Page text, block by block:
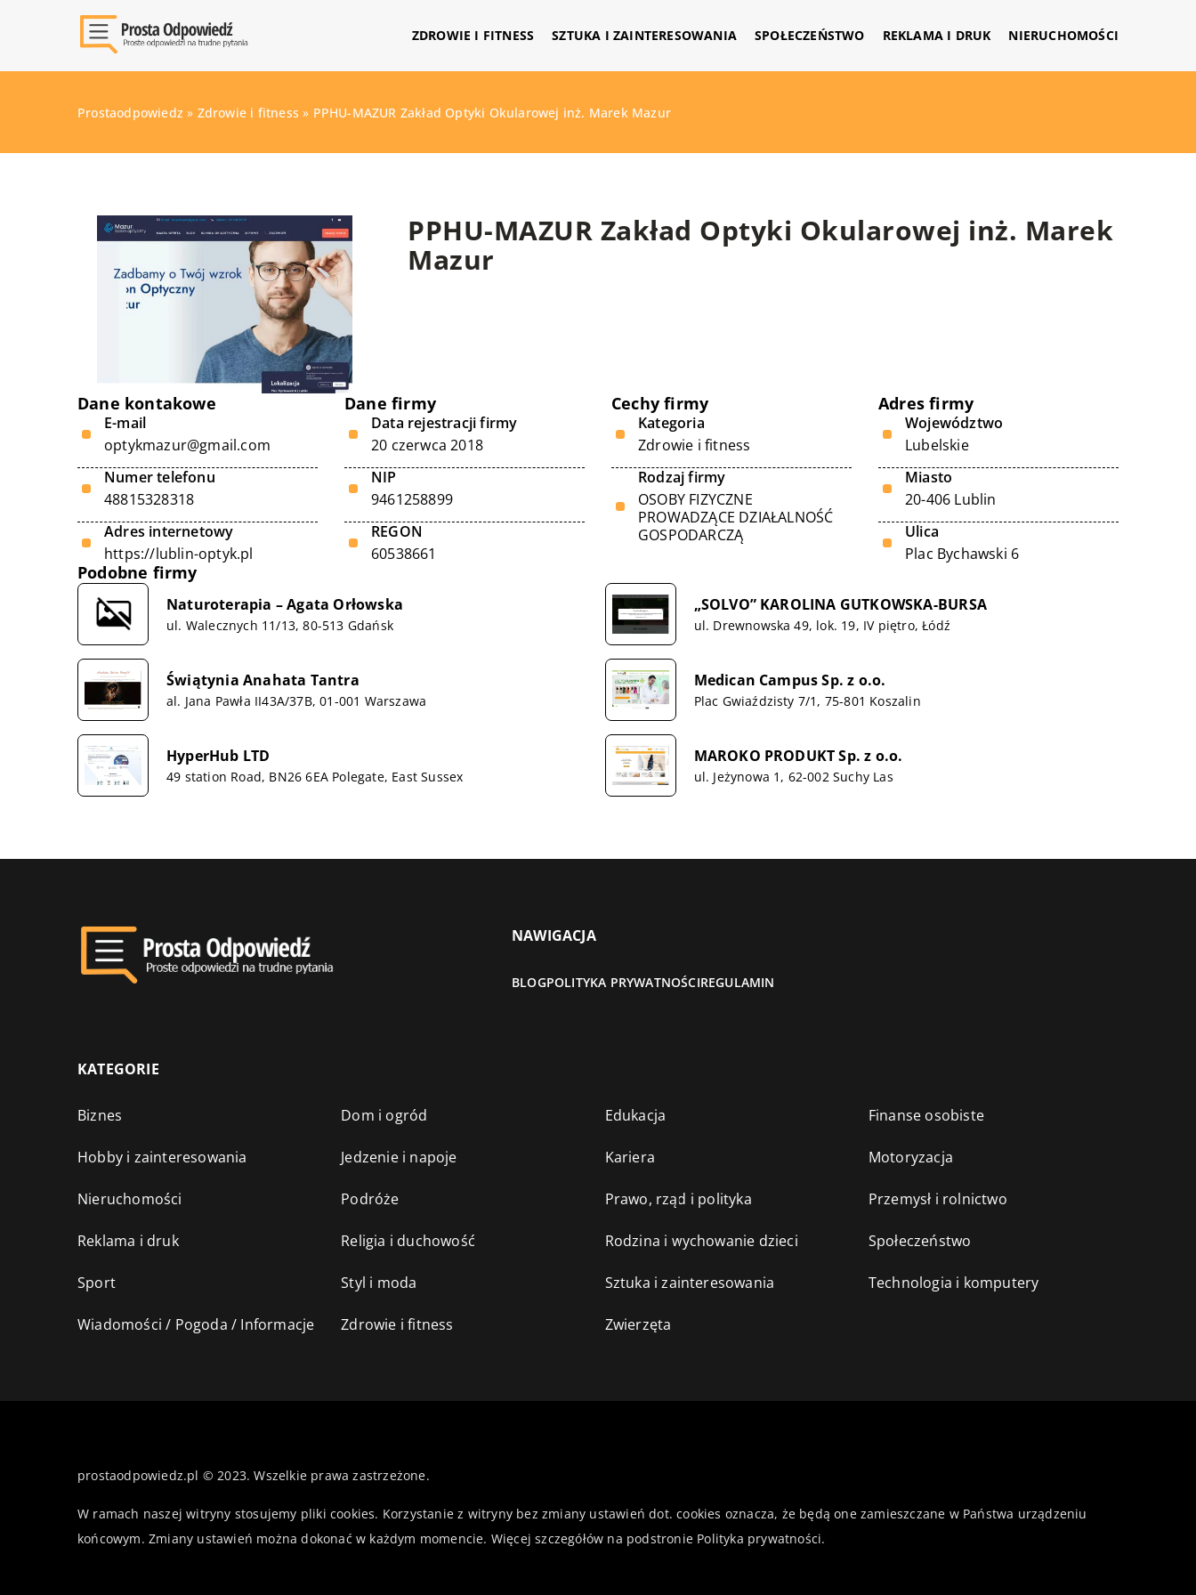
ZDROWIE I FITNESS SZTUKA I ZAINTERESOWANIA SPOŁECZEŃSTWO REKLAMA I DRUK NIERUCHOMOŚCI
Prostaodpowiedz » Zdrowie i fitness » PPHU-MAZUR Zakład Optyki Okularowej inż. Marek Mazur
PPHU-MAZUR Zakład Optyki Okularowej inż. Marek
Mazur
Dane kontakowe
E-mail
optykmazur@gmail.com
Numer telefonu
48815328318
Adres internetowy
https://lublin-optyk.pl
Dane firmy
Data rejestracji firmy
20 czerwca 2018
NIP
9461258899
REGON
60538661
Cechy firmy
Kategoria
Zdrowie i fitness
Rodzaj firmy
OSOBY FIZYCZNE
PROWADZĄCE DZIAŁALNOŚĆ
GOSPODARCZĄ
Adres firmy
Województwo
Lubelskie
Miasto
20-406 Lublin
Ulica
Plac Bychawski 6
Podobne firmy
Naturoterapia – Agata Orłowska
ul. Walecznych 11/13, 80-513 Gdańsk
„SOLVO” KAROLINA GUTKOWSKA-BURSA
ul. Drewnowska 49, lok. 19, IV piętro, Łódź
Świątynia Anahata Tantra
al. Jana Pawła II43A/37B, 01-001 Warszawa
Medican Campus Sp. z o.o.
Plac Gwiaździsty 7/1, 75-801 Koszalin
HyperHub LTD
49 station Road, BN26 6EA Polegate, East Sussex
MAROKO PRODUKT Sp. z o.o.
ul. Jeżynowa 1, 62-002 Suchy Las
NAWIGACJA
BLOGPOLITYKA PRYWATNOŚCIREGULAMIN
KATEGORIE
Biznes Dom i ogród Edukacja Finanse osobiste
Hobby i zainteresowania Jedzenie i napoje Kariera Motoryzacja
Nieruchomości Podróże Prawo, rząd i polityka Przemysł i rolnictwo
Reklama i druk Religia i duchowość Rodzina i wychowanie dzieci Społeczeństwo
Sport Styl i moda Sztuka i zainteresowania Technologia i komputery
Wiadomości / Pogoda / Informacje Zdrowie i fitness Zwierzęta
prostaodpowiedz.pl © 2023. Wszelkie prawa zastrzeżone.
W ramach naszej witryny stosujemy pliki cookies. Korzystanie z witryny bez zmiany ustawień dot. cookies oznacza, że będą one zamieszczane w Państwa urządzeniu
końcowym. Zmiany ustawień można dokonać w każdym momencie. Więcej szczegółów na podstronie Polityka prywatności.